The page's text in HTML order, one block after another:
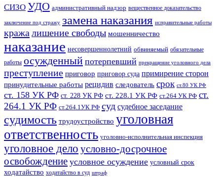
СИЗО УДО административный надзор вещественное доказательство
заключение под стражу замена наказания исправительные работы
кража лишение свободы мошенничество
наказание несовершеннолетний обвиняемый обязательные
работы осужденный потерпевший прекращение уголовного дела
преступление приговор приговор суда примирение сторон
принудительные работы рецидив следователь срок ст.80 УК РФ
ст. 158 УК РФ ст. 228 УК РФ ст. 228.1 УК РФ ст.264 УК РФ ст.
264.1 УК РФ ст.264.1УК РФ суд судебное заседание
судимость трудоустройство уголовная
ответственность уголовно-исполнительная инспекция
уголовное дело условно-досрочное
освобождение условное осуждение условный срок
ходатайство ходатайство в суд штраф